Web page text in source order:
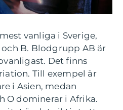
vanliga i Sverige,
B. Blodgrupp AB är
Det finns
Till exempel är
i Asien, medan
O dominerar i Afrika.